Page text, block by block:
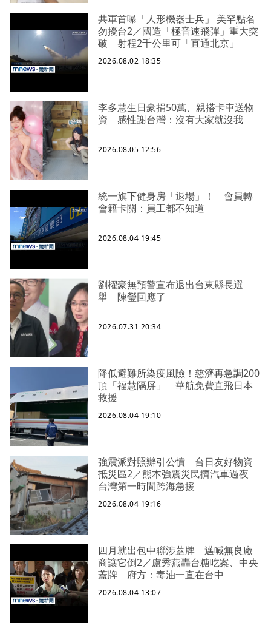
共軍首曝「人形機器士兵」 美罕點名
勿擾台2／國造「極音速飛彈」重大突
破 射程2千公里可「直通北京」
2026.08.02 18:35
李多慧生日豪捐50萬、親搭卡車送物
資 感性謝台灣：沒有大家就沒我
2026.08.05 12:56
統一旗下健身房「退場」！ 會員轉
會籍卡關：員工都不知道
2026.08.04 19:45
劉櫂豪無預警宣布退出台東縣長選
舉 陳瑩回應了
2026.07.31 20:34
降低避難所染疫風險！慈濟再急調200
頂「福慧隔屏」 華航免費直飛日本
救援
2026.08.04 19:10
強震派對照辦引公憤 台日友好物資
抵災區2／熊本強震災民擠汽車過夜
台灣第一時間跨海急援
2026.08.04 19:16
四月就出包中聯涉蓋牌 邁喊無良廠
商讓它倒2／盧秀燕轟台糖吃案、中央
蓋牌 府方：毒油一直在台中
2026.08.04 13:07